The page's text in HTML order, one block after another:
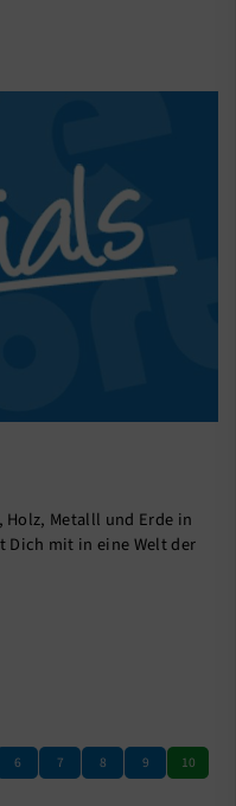
Holz, Metalll und Erde in
Dich mit in eine Welt der
6 7 8 9
10